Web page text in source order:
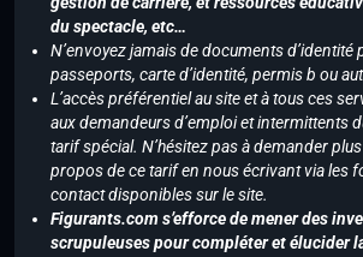
du spectacle, etc…
N’envoyez jamais de documents d’identité
passeports, carte d’identité, permis b ou
L’accès préférentiel au site et à tous ces
aux demandeurs d’emploi et intermittents
tarif spécial. N’hésitez pas à demander
propos de ce tarif en nous écrivant via les
contact disponibles sur le site.
Figurants.com s’efforce de mener des
scrupuleuses pour compléter et élucider